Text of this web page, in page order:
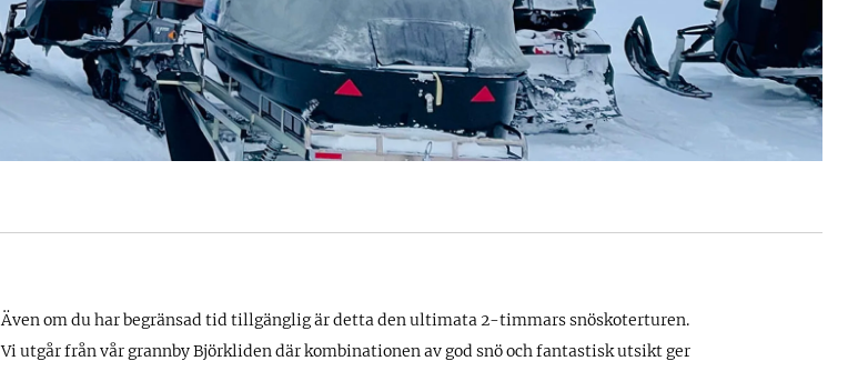
Även om du har begränsad tid tillgänglig är detta den ultimata 2-timmars snöskoterturen.
Vi utgår från vår grannby Björkliden där kombinationen av god snö och fantastisk utsikt ger